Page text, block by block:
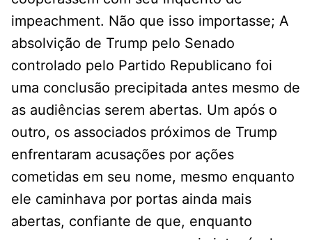
impeachment. Não que isso importasse; A
absolvição de Trump pelo Senado
controlado pelo Partido Republicano foi
uma conclusão precipitada antes mesmo de
as audiências serem abertas. Um após o
outro, os associados próximos de Trump
enfrentaram acusações por ações
cometidas em seu nome, mesmo enquanto
ele caminhava por portas ainda mais
abertas, confiante de que, enquanto